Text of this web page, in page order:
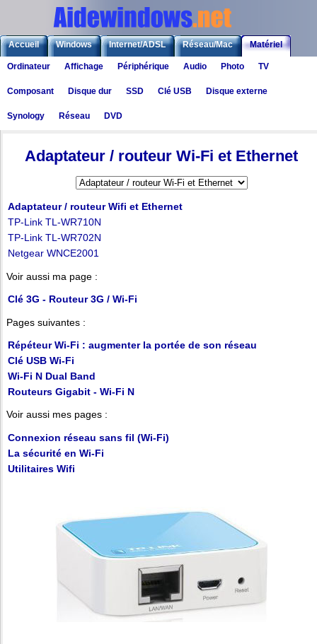
Accueil Windows Internet/ADSL Réseau/Mac Matériel
Logiciels Liens Jeux
Ordinateur Affichage Périphérique Audio Photo TV
Composant Disque dur SSD Clé USB Disque externe
Synology Réseau DVD
Adaptateur / routeur Wi-Fi et Ethernet
Adaptateur / routeur Wifi et Ethernet
TP-Link TL-WR710N
TP-Link TL-WR702N
Netgear WNCE2001
Voir aussi ma page :
Clé 3G - Routeur 3G / Wi-Fi
Pages suivantes :
Répéteur Wi-Fi : augmenter la portée de son réseau
Clé USB Wi-Fi
Wi-Fi N Dual Band
Routeurs Gigabit - Wi-Fi N
Voir aussi mes pages :
Connexion réseau sans fil (Wi-Fi)
La sécurité en Wi-Fi
Utilitaires Wifi